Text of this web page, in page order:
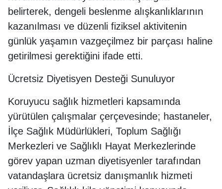
belirterek, dengeli beslenme alışkanlıklarının
kazanılması ve düzenli fiziksel aktivitenin
günlük yaşamın vazgeçilmez bir parçası haline
getirilmesi gerektiğini ifade etti.
Ücretsiz Diyetisyen Desteği Sunuluyor
Koruyucu sağlık hizmetleri kapsamında
yürütülen çalışmalar çerçevesinde; hastaneler,
İlçe Sağlık Müdürlükleri, Toplum Sağlığı
Merkezleri ve Sağlıklı Hayat Merkezlerinde
görev yapan uzman diyetisyenler tarafından
vatandaşlara ücretsiz danışmanlık hizmeti